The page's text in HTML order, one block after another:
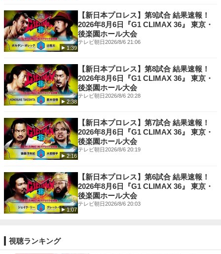
1:39
【新日本プロレス】第9試合 結果速報！
2026年8月6日『G1 CLIMAX 36』 東京・
後楽園ホール大会
テレビ朝日2026/8/6 21:06
2:38
【新日本プロレス】第8試合 結果速報！
2026年8月6日『G1 CLIMAX 36』 東京・
後楽園ホール大会
テレビ朝日2026/8/6 20:28
2:16
【新日本プロレス】第7試合 結果速報！
2026年8月6日『G1 CLIMAX 36』 東京・
後楽園ホール大会
テレビ朝日2026/8/6 20:19
1:07
【新日本プロレス】第6試合 結果速報！
2026年8月6日『G1 CLIMAX 36』 東京・
後楽園ホール大会
テレビ朝日2026/8/6 20:03
視聴ランキング